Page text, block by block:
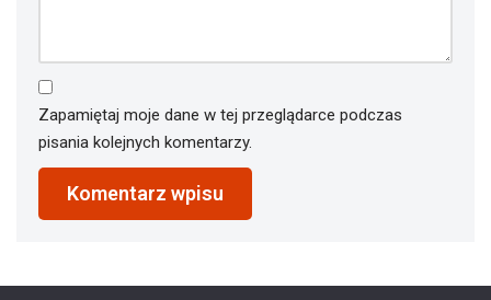
Zapamiętaj moje dane w tej przeglądarce podczas
pisania kolejnych komentarzy.